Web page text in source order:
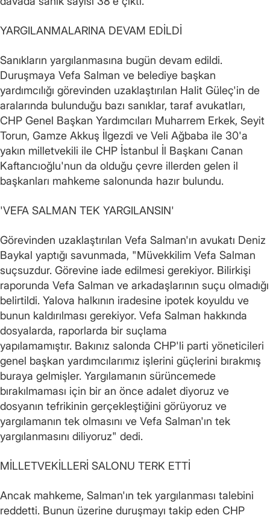
YARGILANMALARINA DEVAM EDİLDİ
Sanıkların yargılanmasına bugün devam edildi.
Duruşmaya Vefa Salman ve belediye başkan
yardımcılığı görevinden uzaklaştırılan Halit Güleç'in de
aralarında bulunduğu bazı sanıklar, taraf avukatları,
CHP Genel Başkan Yardımcıları Muharrem Erkek, Seyit
Torun, Gamze Akkuş İlgezdi ve Veli Ağbaba ile 30'a
yakın milletvekili ile CHP İstanbul İl Başkanı Canan
Kaftancıoğlu'nun da olduğu çevre illerden gelen il
başkanları mahkeme salonunda hazır bulundu.
'VEFA SALMAN TEK YARGILANSIN'
Görevinden uzaklaştırılan Vefa Salman'ın avukatı Deniz
Baykal yaptığı savunmada, "Müvekkilim Vefa Salman
suçsuzdur. Görevine iade edilmesi gerekiyor. Bilirkişi
raporunda Vefa Salman ve arkadaşlarının suçu olmadığı
belirtildi. Yalova halkının iradesine ipotek koyuldu ve
bunun kaldırılması gerekiyor. Vefa Salman hakkında
dosyalarda, raporlarda bir suçlama
yapılamamıştır. Bakınız salonda CHP'li parti yöneticileri
genel başkan yardımcılarımız işlerini güçlerini bırakmış
buraya gelmişler. Yargılamanın sürüncemede
bırakılmaması için bir an önce adalet diyoruz ve
dosyanın tefrikinin gerçekleştiğini görüyoruz ve
yargılamanın tek olmasını ve Vefa Salman'ın tek
yargılanmasını diliyoruz" dedi.
MİLLETVEKİLLERİ SALONU TERK ETTİ
Ancak mahkeme, Salman'ın tek yargılanması talebini
reddetti. Bunun üzerine duruşmayı takip eden CHP